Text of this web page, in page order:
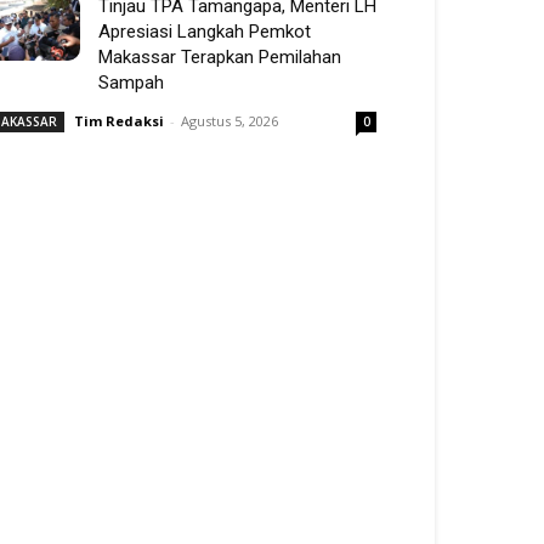
Tinjau TPA Tamangapa, Menteri LH
Apresiasi Langkah Pemkot
Makassar Terapkan Pemilahan
Sampah
Tim Redaksi - Agustus 5, 2026 0